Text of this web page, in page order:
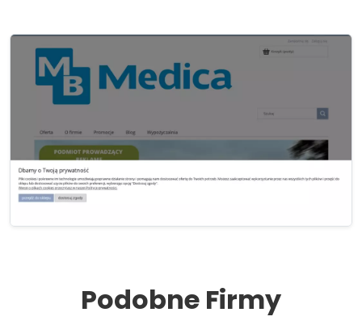
Podobne Firmy